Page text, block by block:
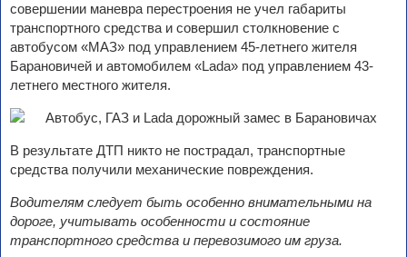
совершении маневра перестроения не учел габариты
транспортного средства и совершил столкновение с
автобусом «МАЗ» под управлением 45-летнего жителя
Барановичей и автомобилем «Lada» под управлением 43-
летнего местного жителя.
В результате ДТП никто не пострадал, транспортные
средства получили механические повреждения.
Водителям следует быть особенно внимательными на
дороге, учитывать особенности и состояние
транспортного средства и перевозимого им груза.